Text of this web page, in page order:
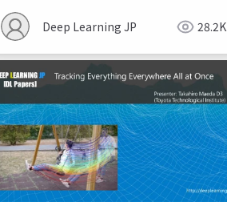
Deep Learning JP 28.2K